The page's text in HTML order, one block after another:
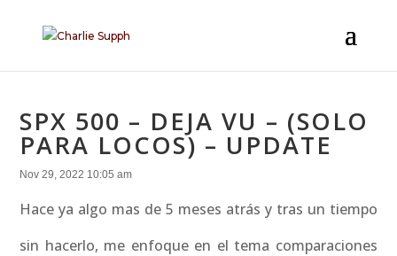
SPX 500 – DEJA VU – (SOLO
PARA LOCOS) – UPDATE
Nov 29, 2022 10:05 am
Hace ya algo mas de 5 meses atrás y tras un tiempo
sin hacerlo, me enfoque en el tema comparaciones